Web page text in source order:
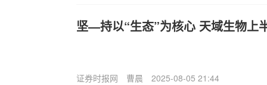
坚—持以“生态”为核心 天域生物上
证券时报网 曹晨 2025-08-05 21:44